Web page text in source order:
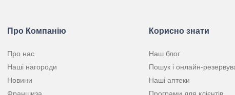
Про Компанію
Про нас
Наші нагороди
Новини
Корисно знати
Наш блог
Пошук і онлайн-
Наші аптеки